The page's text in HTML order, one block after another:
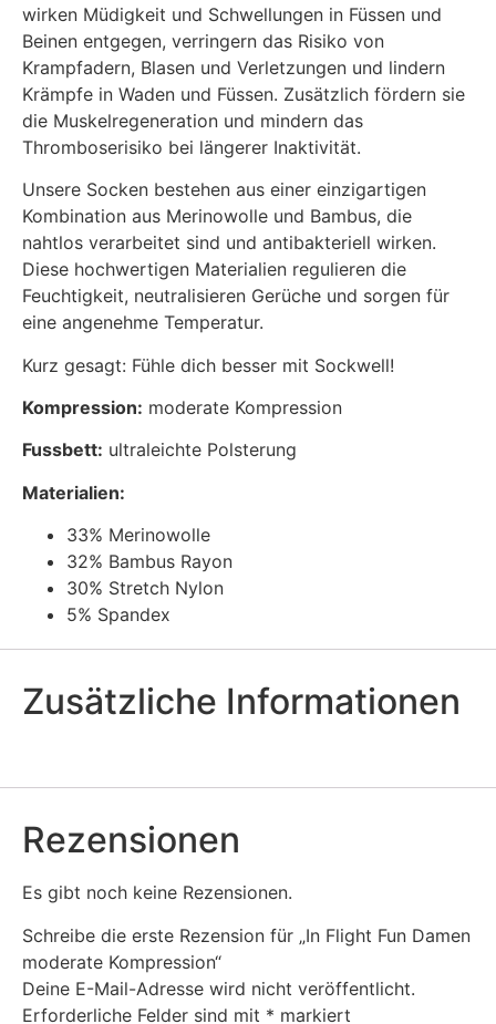
wirken Müdigkeit und Schwellungen in Füssen und
Beinen entgegen, verringern das Risiko von
Krampfadern, Blasen und Verletzungen und lindern
Krämpfe in Waden und Füssen. Zusätzlich fördern sie
die Muskelregeneration und mindern das
Thromboserisiko bei längerer Inaktivität.
Unsere Socken bestehen aus einer einzigartigen
Kombination aus Merinowolle und Bambus, die
nahtlos verarbeitet sind und antibakteriell wirken.
Diese hochwertigen Materialien regulieren die
Feuchtigkeit, neutralisieren Gerüche und sorgen für
eine angenehme Temperatur.
Kurz gesagt: Fühle dich besser mit Sockwell!
Kompression: moderate Kompression
Fussbett: ultraleichte Polsterung
Materialien:
33% Merinowolle
32% Bambus Rayon
30% Stretch Nylon
5% Spandex
Zusätzliche Informationen
Rezensionen
Es gibt noch keine Rezensionen.
Schreibe die erste Rezension für „In Flight Fun Damen
moderate Kompression“
Deine E-Mail-Adresse wird nicht veröffentlicht.
Erforderliche Felder sind mit * markiert